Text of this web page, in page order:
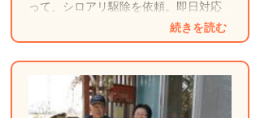
って、シロアリ駆除を依頼。即日対応
保証期間中は定期点検があるので安
薬剤も安全とのとで安心してお願いで
続きを読む